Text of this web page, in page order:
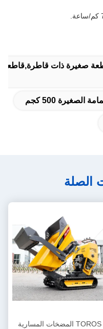
صغيرة ذات قاطرة,قاطعة
500 كجم
الصلة
TOROS المضخات المسارية